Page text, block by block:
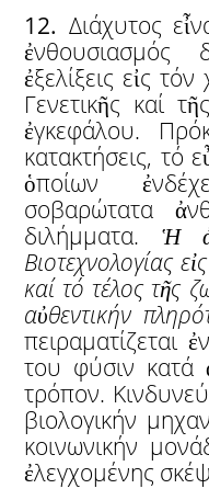
12. Διάχυτος
ἐνθουσιασμός
ἐξελίξεις εἰς
Γενετικῆς καί
ἐγκεφάλου.
κατακτήσεις, τό
ὁποίων
σοβαρώτατα
διλήμματα. Ἡ
Βιοτεχνολογίας εἰ
καί τό τέλος τῆς
αὐθεντικήν
πειραματίζεται
του φύσιν κατά
τρόπον.
βιολογικήν
κοινωνικήν
ἐλεγχομένης